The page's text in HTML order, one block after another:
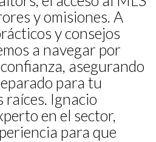
y omisiones. A
y consejos
a navegar por
asegurando
para tu
raíces. Ignacio
en el sector,
para que